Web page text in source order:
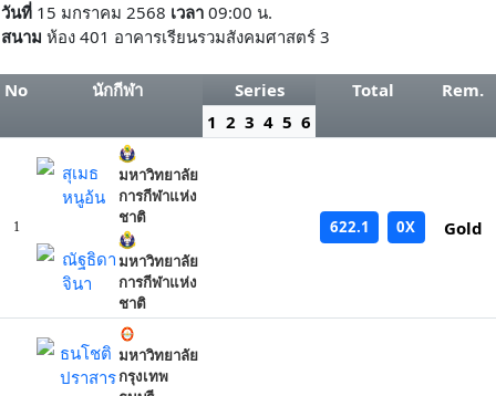
วันที่ 15 มกราคม 2568 เวลา 09:00 น.
สนาม ห้อง 401 อาคารเรียนรวมสังคมศาสตร์ 3
No นักกีฬา Series Total
Rem.
1 2 3 4 5 6
1
สุเมธ
หนูอ้น
มหาวิทยาลัย
การกีฬาแห่ง
ชาติ
ณัฐธิดา
จินา
มหาวิทยาลัย
การกีฬาแห่ง
ชาติ
622.1 0X Gold
ธนโชติ
ปราสาร
มหาวิทยาลัย
กรุงเทพ